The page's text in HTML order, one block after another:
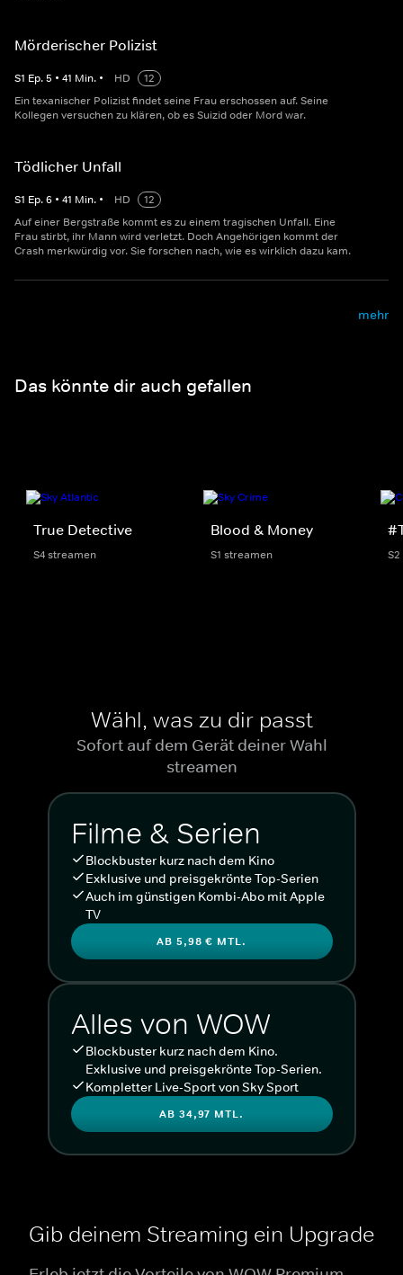
Mörderischer Polizist
S1 Ep.5 • 41 Min. • HD
12
Ein texanischer Polizist findet seine Frau erschossen auf. Seine
Kollegen versuchen zu klären, ob es Suizid oder Mord war.
Tödlicher Unfall
S1 Ep.6 • 41 Min. • HD
12
Auf einer Bergstraße kommt es zu einem tragischen Unfall. Eine
Frau stirbt, ihr Mann wird verletzt. Doch Angehörigen kommt der
Crash merkwürdig vor. Sie forschen nach, wie es wirklich dazu kam.
mehr
Das könnte dir auch gefallen
True Detective
S4 streamen
Blood & Money
S1 streamen
Wähl, was zu dir passt
Sofort auf dem Gerät deiner Wahl
streamen
Filme & Serien
Blockbuster kurz nach dem Kino
Exklusive und preisgekrönte Top-Serien
Auch im günstigen Kombi-Abo mit Apple
TV
AB 5,98 € MTL.
Alles von WOW
Blockbuster kurz nach dem Kino.
Exklusive und preisgekrönte Top-Serien.
Kompletter Live-Sport von Sky Sport
AB 34,97 MTL.
Gib deinem Streaming ein Upgrade